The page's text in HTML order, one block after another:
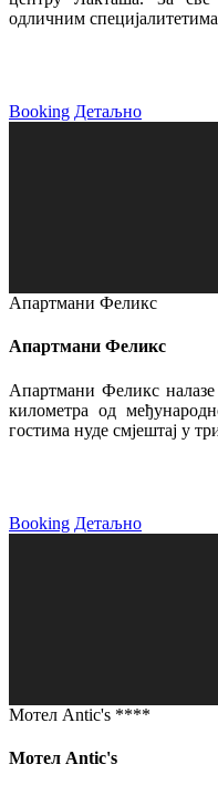
одличним
Booking Детаљно
Апартмани Феликс
Апартмани Феликс
Апартмани Феликс
километра од
гостима нуде смјештај у
Booking Детаљно
Мотел Antic's ****
Мотел Antic's